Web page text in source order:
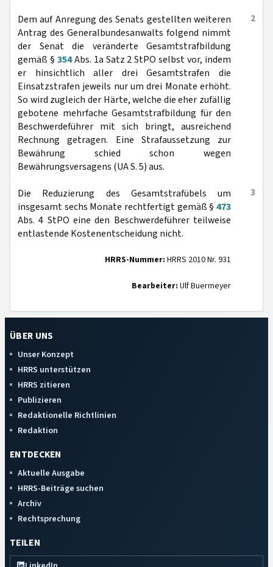
2
Dem auf Anregung des Senats gestellten weiteren
Antrag des Generalbundesanwalts folgend nimmt
der Senat die veränderte Gesamtstrafbildung
gemäß § 354Abs. 1a Satz 2 StPO selbst vor, indem
er hinsichtlich aller drei Gesamtstrafen die
Einsatzstrafen jeweils nur um drei Monate erhöht.
So wird zugleich der Härte, welche die eher zufällig
gebotene mehrfache Gesamtstrafbildung für den
Beschwerdeführer mit sich bringt, ausreichend
Rechnung getragen. Eine Strafaussetzung zur
Bewährung schied schon wegen
Bewährungsversagens (UA S. 5) aus.
3
Die Reduzierung des Gesamtstrafübels um
insgesamt sechs Monate rechtfertigt gemäß § 473
Abs. 4 StPO eine den Beschwerdeführer teilweise
entlastende Kostenentscheidung nicht.
HRRS-Nummer: HRRS 2010 Nr. 931
Bearbeiter: Ulf Buermeyer
ÜBER UNS
Unser Konzept
HRRS unterstützen
HRRS zitieren
Publizieren
Redaktionelle Richtlinien
Redaktion
ENTDECKEN
Aktuelle Ausgabe
HRRS-Beiträge suchen
Archiv
Rechtsprechung
TEILEN